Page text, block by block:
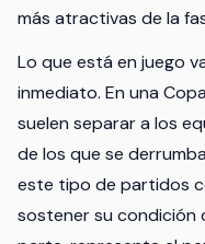
más atractivas de la
Lo que está en juego
inmediato. En una
suelen separar a los
de los que se
este tipo de partidos
sostener su condición